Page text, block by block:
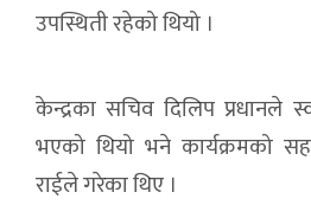
उपस्थिती रहेको थियो ।
केन्द्रका सचिव दिलिप प्रधानले
भएको थियो भने कार्यक्रमको
राईले गरेका थिए ।